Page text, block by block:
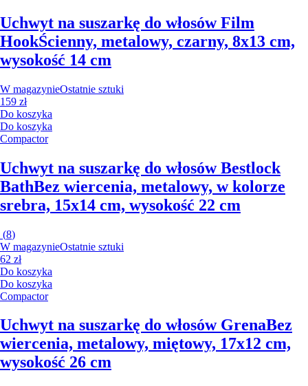
Uchwyt na suszarkę do włosów Film
HookŚcienny, metalowy, czarny, 8x13 cm,
wysokość 14 cm
W magazynieOstatnie sztuki
159 zł
Do koszyka
Do koszyka
Compactor
Uchwyt na suszarkę do włosów Bestlock
BathBez wiercenia, metalowy, w kolorze
srebra, 15x14 cm, wysokość 22 cm
(8)
W magazynieOstatnie sztuki
62 zł
Do koszyka
Do koszyka
Compactor
Uchwyt na suszarkę do włosów GrenaBez
wiercenia, metalowy, miętowy, 17x12 cm,
wysokość 26 cm